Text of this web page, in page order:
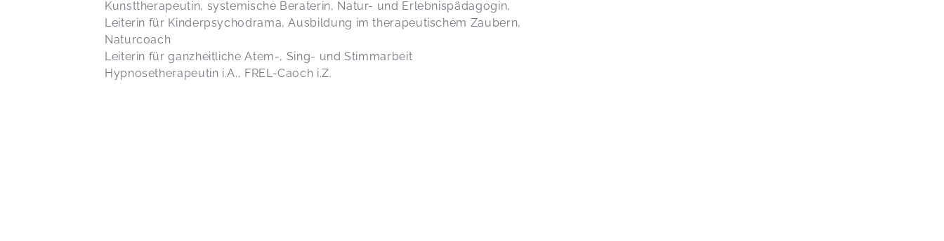
Kunsttherapeutin, systemische Beraterin, Natur- und Erlebnispädagogin,
Leiterin für Kinderpsychodrama, Ausbildung im therapeutischem Zaubern,
Naturcoach
Leiterin für ganzheitliche Atem-, Sing- und Stimmarbeit
Hypnosetherapeutin i.A., FREL-Caoch i.Z.